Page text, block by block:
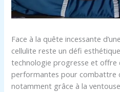
Face à la quête incessante
cellulite reste un défi
technologie progresse et offre
performantes pour combattre
notamment grâce à la